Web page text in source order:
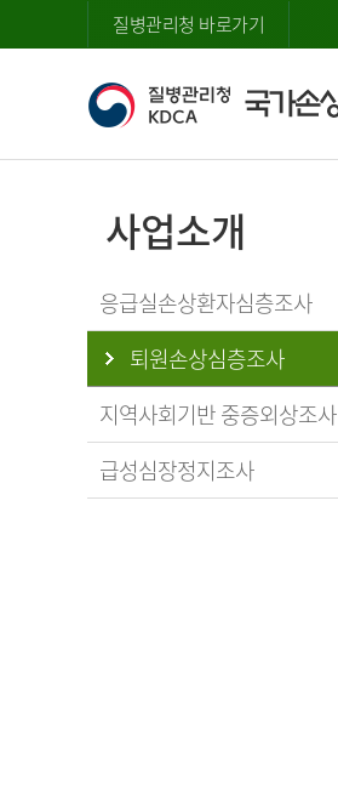
질병관리청 바로가기
사업소개
응급실손상환자심층조사
퇴원손상심층조사
지역사회기반 중증외상조사
급성심장정지조사